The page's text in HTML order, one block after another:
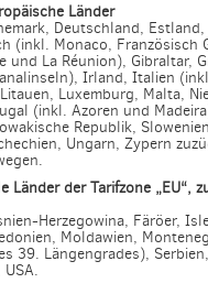
Länder
Deutschland,
(inkl. Monaco, Französisch
und La Réunion), Gibraltar,
Irland, Italien
Luxemburg, Malta,
(inkl. Azoren und
Republik,
Ungarn, Zypern
Länder der Tarifzone „EU“,
Herzegowina, Färöer,
Moldawien,
39. Längengrades),